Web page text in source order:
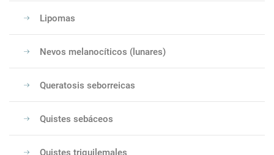
Lipomas
Nevos melanocíticos (lunares)
Queratosis seborreicas
Quistes sebáceos
Quistes triquilemales